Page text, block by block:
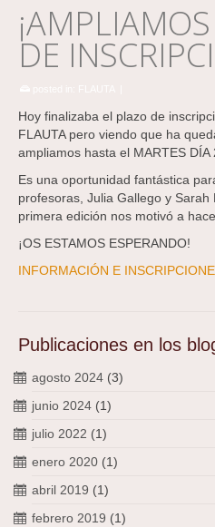
DE
Hoy finalizaba el plazo de
FLAUTA pero viendo que ha
ampliamos hasta el MARTES DÍA
Es una oportunidad fantástica
profesoras, Julia Gallego y
primera edición nos motivó a
¡OS ESTAMOS ESPERANDO!
INFORMACIÓN E
Publicaciones en los
agosto 2024 (3)
junio 2024 (1)
julio 2022 (1)
enero 2020 (1)
abril 2019 (1)
febrero 2019 (1)